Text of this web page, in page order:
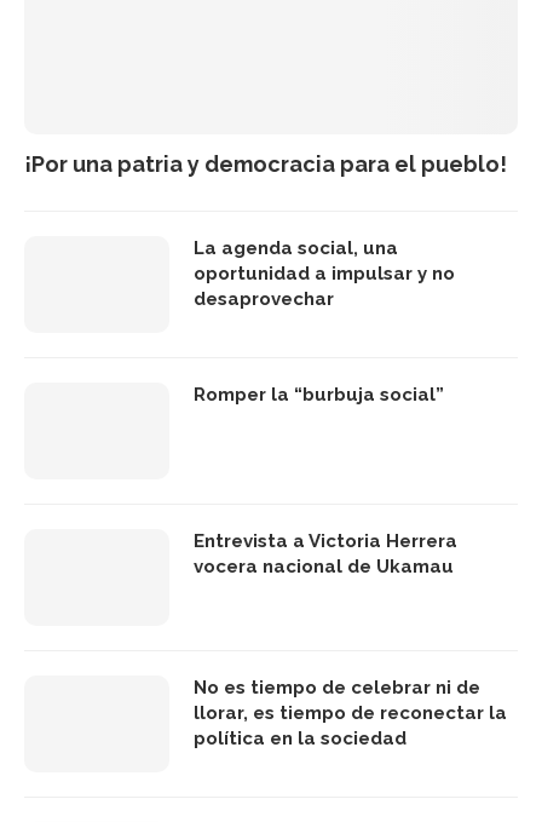
¡Por una patria y democracia para el pueblo!
La agenda social, una
oportunidad a impulsar y no
desaprovechar
Romper la “burbuja social”
Entrevista a Victoria Herrera
vocera nacional de Ukamau
No es tiempo de celebrar ni de
llorar, es tiempo de reconectar la
política en la sociedad